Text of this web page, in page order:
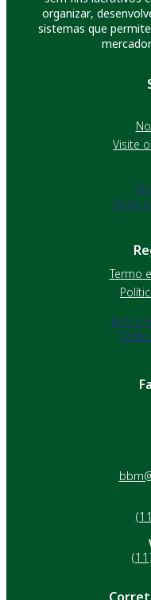
organizar,
sistemas que
Visite
Visite
Termo
Termo